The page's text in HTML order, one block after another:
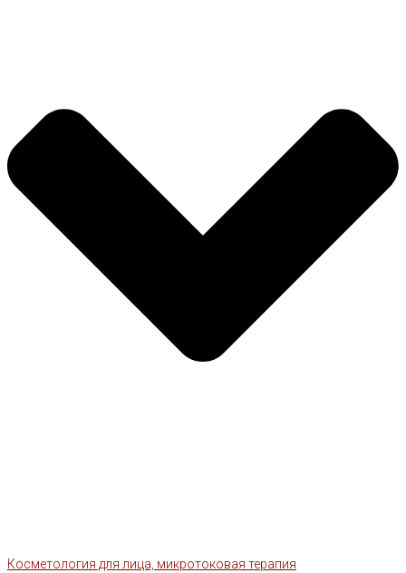
Косметология для лица, микротоковая терапия